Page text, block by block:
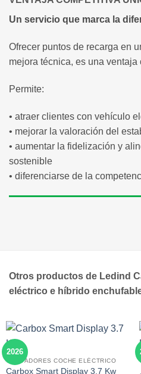
Un servicio que marca la
Ofrecer puntos de recarga en
mejora técnica, es una ventaja
Permite:
• atraer clientes con vehículo
• mejorar la valoración del
• aumentar la fidelización y
sostenible
• diferenciarse de la
Otros productos de Ledind
eléctrico e híbrido
2026
CARGADORES COCHE ELÉCTRICO
Carbox Smart Display 3.7 Kw